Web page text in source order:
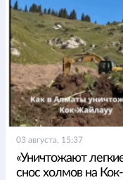
03 августа, 15:37
«Уничтожают
снос холмов на